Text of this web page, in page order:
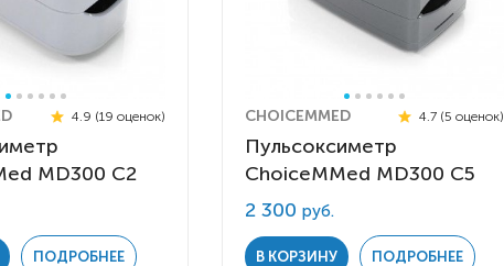
4.9 (19 оценок)
MD300 C2
ПОДРОБНЕЕ
CHOICEMMED 4.7 (5 оценок)
Пульсоксиметр
ChoiceMMed MD300 C5
2 300 руб.
В КОРЗИНУ ПОДРОБНЕЕ